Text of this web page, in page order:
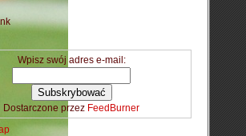
Wpisz swój adres e-mail:
Dostarczone przez FeedBurner